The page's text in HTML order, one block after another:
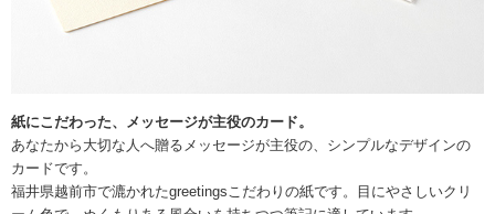
紙にこだわった、メッセージが主役のカード。
あなたから大切な人へ贈るメッセージが主役の、シンプルなデザインの
カードです。
福井県越前市で漉かれたgreetingsこだわりの紙です。目にやさしいクリ